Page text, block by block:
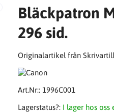
Bläckpatron
296 sid.
Originalartikel från
Art.Nr:: 1996C001
Lagerstatus?: I lager hos oss